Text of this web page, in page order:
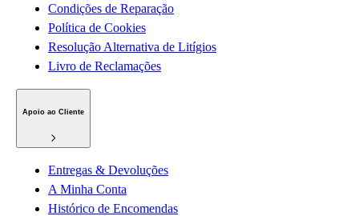
Condições de Reparação
Política de Cookies
Resolução Alternativa de Litígios
Livro de Reclamações
Apoio ao Cliente
Entregas & Devoluções
A Minha Conta
Histórico de Encomendas